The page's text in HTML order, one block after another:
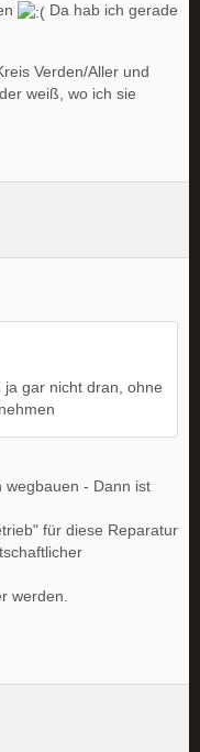
Da hab ich gerade
Verden/Aller und
weiß, wo ich sie
gar nicht dran, ohne
wegbauen - Dann ist
für diese Reparatur
werden.